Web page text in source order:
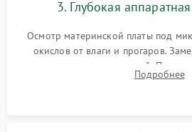
3. Глубокая
Осмотр материнской платы под
окислов от влаги и прогаров.
дежурных напряжений.
мультиконтроллера,Подробнее